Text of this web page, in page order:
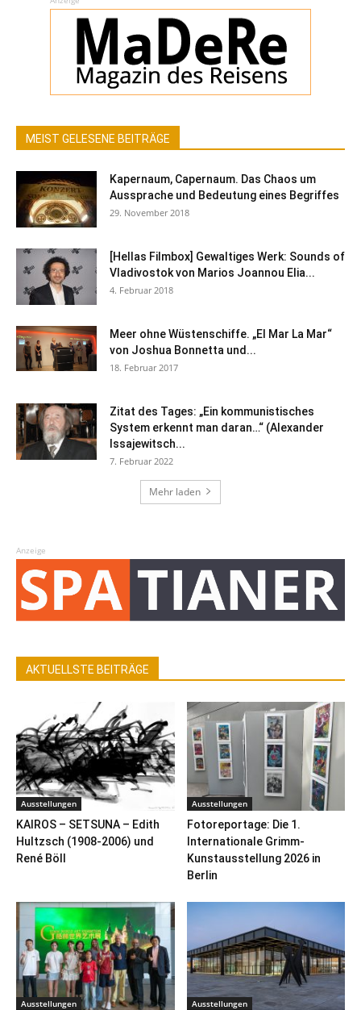
MEIST GELESENE BEITRÄGE
Kapernaum, Capernaum. Das Chaos um
Aussprache und Bedeutung eines Begriffes
29. November 2018
[Hellas Filmbox] Gewaltiges Werk: Sounds of
Vladivostok von Marios Joannou Elia...
4. Februar 2018
Meer ohne Wüstenschiffe. „El Mar La Mar“
von Joshua Bonnetta und...
18. Februar 2017
Zitat des Tages: „Ein kommunistisches
System erkennt man daran…“ (Alexander
Issajewitsch...
7. Februar 2022
Mehr laden
Anzeige
AKTUELLSTE BEITRÄGE
Ausstellungen
KAIROS – SETSUNA – Edith
Hultzsch (1908-2006) und
René Böll
Ausstellungen
Fotoreportage: Die 1.
Internationale Grimm-
Kunstausstellung 2026 in
Berlin
Ausstellungen Ausstellungen